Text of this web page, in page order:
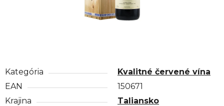
Kategória
Kvalitné červené vína
EAN
150671
Krajina
Taliansko